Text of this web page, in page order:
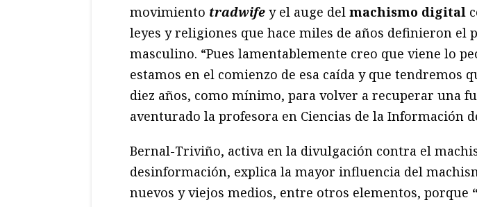
movimiento tradwife y el auge del machismo digital
leyes y religiones que hace miles de años definieron el
masculino. “Pues lamentablemente creo que viene lo
estamos en el comienzo de esa caída y que tendremos
diez años, como mínimo, para volver a recuperar una
aventurado la profesora en Ciencias de la Información
Bernal-Triviño, activa en la divulgación contra el
desinformación, explica la mayor influencia del
nuevos y viejos medios, entre otros elementos, porque